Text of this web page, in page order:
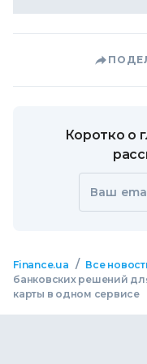
Коротко о
Ваш
Finance.ua / Все
банковских решений
карты в одном сервисе